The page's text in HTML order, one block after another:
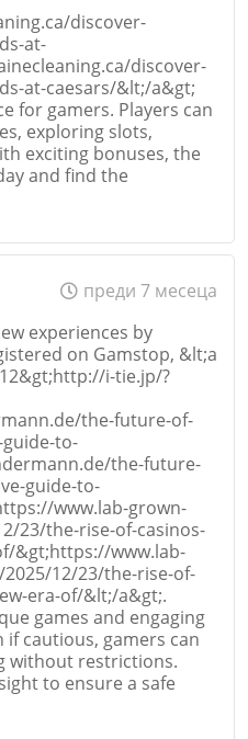
Откажи
discover-
at-
discover-
at-caesars/&lt;/a&gt;
for gamers. Players can
exploring slots,
exciting bonuses, the
and find the
преди 7 месеца
experiences by
on Gamstop, &lt;a
i-tie.jp/?
the-future-of-
to-
the-future-
guide-to-
www.lab-grown-
23/the-rise-of-casinos-
&gt;https://www.lab-
12/23/the-rise-of-
era-of/&lt;/a&gt;.
games and engaging
cautious, gamers can
without restrictions.
to ensure a safe